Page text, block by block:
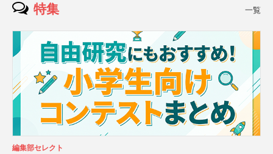
特集 一覧
編集部セレクト